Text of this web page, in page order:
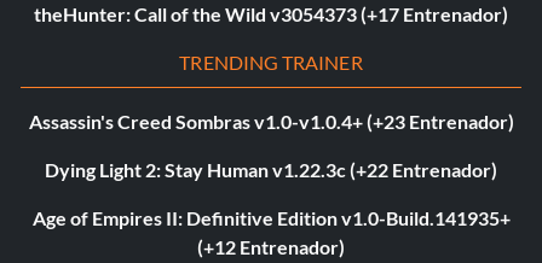
theHunter: Call of the Wild v3054373 (+17 Entrenador)
TRENDING TRAINER
Assassin's Creed Sombras v1.0-v1.0.4+ (+23 Entrenador)
Dying Light 2: Stay Human v1.22.3c (+22 Entrenador)
Age of Empires II: Definitive Edition v1.0-Build.141935+
(+12 Entrenador)